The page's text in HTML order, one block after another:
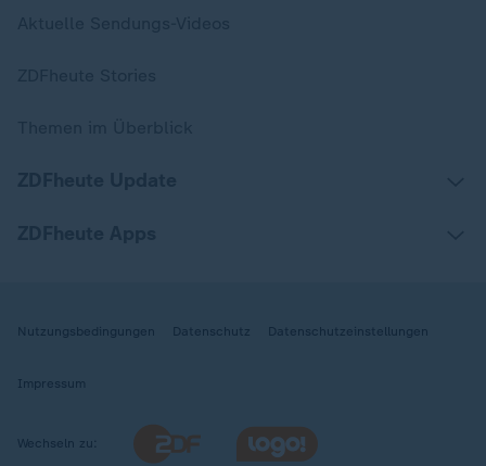
Nutzungsbedingungen Datenschutz Datenschutzeinstellungen
Impressum
Wechseln zu: